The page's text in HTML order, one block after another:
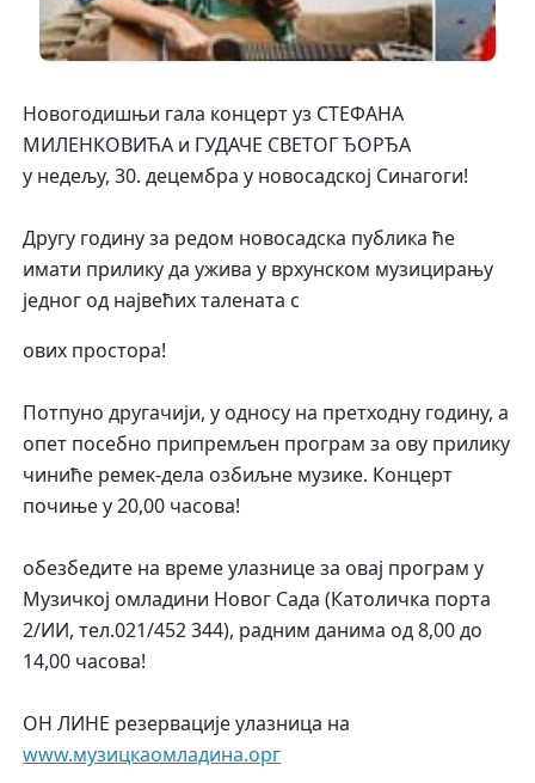
Новогодишњи гала концерт уз СТЕФАНА
МИЛЕНКОВИЋА и ГУДАЧЕ СВЕТОГ ЂОРЂА
у недељу, 30. децембра у новосадској Синагоги!
Другу годину за редом новосадска публика ће
имати прилику да ужива у врхунском музицирању
једног од највећих талената с
ових простора!
Потпуно другачији, у односу на претходну годину, а
опет посебно припремљен програм за ову прилику
чиниће ремек-дела озбиљне музике. Концерт
почиње у 20,00 часова!
обезбедите на време улазнице за овај програм у
Музичкој омладини Новог Сада (Католичка порта
2/ИИ, тел.021/452 344), радним данима од 8,00 до
14,00 часова!
ОН ЛИНЕ резервације улазница на
www.музицкаомладина.орг